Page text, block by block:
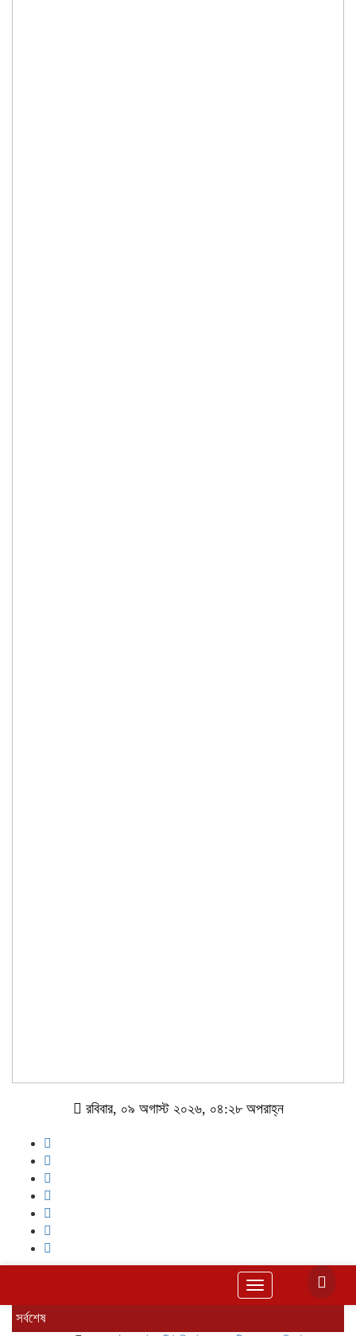
রবিবার, ০৯ অগাস্ট ২০২৬, ০৪:২৮ অপরাহ্ন
Toggle
navigation
সর্বশেষ